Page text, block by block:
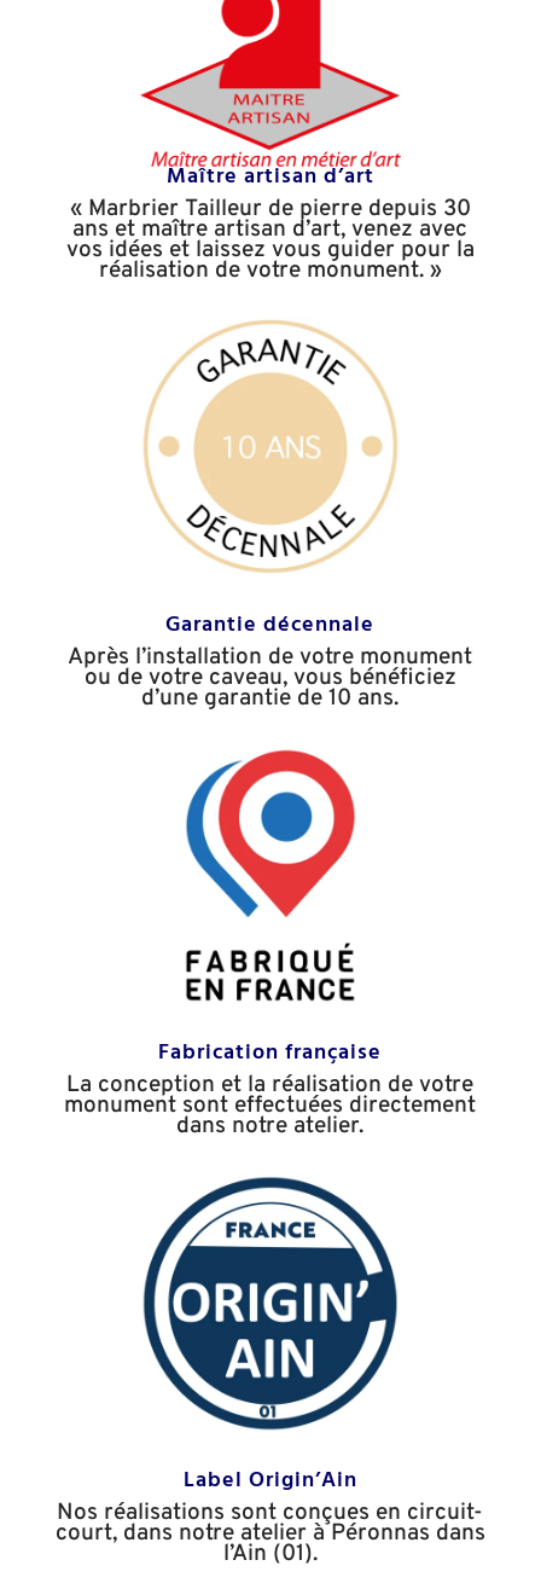
Maître artisan d’art
« Marbrier Tailleur de pierre depuis 30
ans et maître artisan d’art, venez avec
vos idées et laissez vous guider pour la
réalisation de votre monument. »
Garantie décennale
Après l’installation de votre monument
ou de votre caveau, vous bénéficiez
d’une garantie de 10 ans.
Fabrication française
La conception et la réalisation de votre
monument sont effectuées directement
dans notre atelier.
Label Origin’Ain
Nos réalisations sont conçues en circuit-
court, dans notre atelier à Péronnas dans
l’Ain (01).